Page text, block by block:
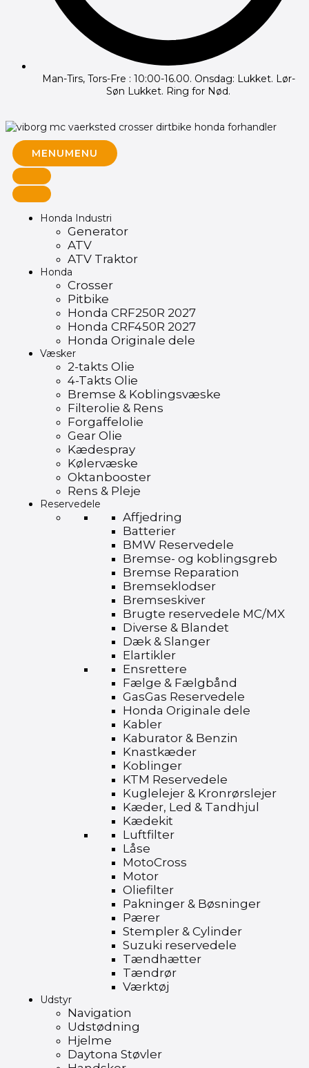
Man-Tirs, Tors-Fre : 10:00-16.00. Onsdag: Lukket. Lør-
Søn Lukket. Ring for Nød.
MENUMENU
Honda Industri
Generator
ATV
ATV Traktor
Honda
Crosser
Pitbike
Honda CRF250R 2027
Honda CRF450R 2027
Honda Originale dele
Væsker
2-takts Olie
4-Takts Olie
Bremse & Koblingsvæske
Filterolie & Rens
Forgaffelolie
Gear Olie
Kædespray
Kølervæske
Oktanbooster
Rens & Pleje
Reservedele
Affjedring
Batterier
BMW Reservedele
Bremse- og koblingsgreb
Bremse Reparation
Bremseklodser
Bremseskiver
Brugte reservedele MC/MX
Diverse & Blandet
Dæk & Slanger
Elartikler
Ensrettere
Fælge & Fælgbånd
GasGas Reservedele
Honda Originale dele
Kabler
Kaburator & Benzin
Knastkæder
Koblinger
KTM Reservedele
Kuglelejer & Kronrørslejer
Kæder, Led & Tandhjul
Kædekit
Luftfilter
Låse
MotoCross
Motor
Oliefilter
Pakninger & Bøsninger
Pærer
Stempler & Cylinder
Suzuki reservedele
Tændhætter
Tændrør
Værktøj
Udstyr
Navigation
Udstødning
Hjelme
Daytona Støvler